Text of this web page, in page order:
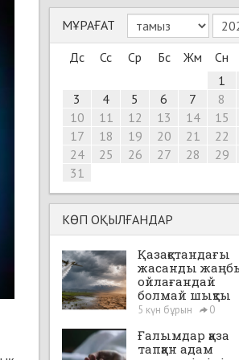
МҰРАҒАТ
Дс
Сс Ср Бс Жм Сн
1
3
4 5 6 7 8
10
11 12 13 14 15
17
18 19 20 21 22
24
25 26 27 28 29
31
КӨП ОҚЫЛҒАНДАР
Қазақстандағы
жасанды
ойлағандай
болмай шықты
5 күн бұрын 0
Ғалымдар қаза
тапқан адам